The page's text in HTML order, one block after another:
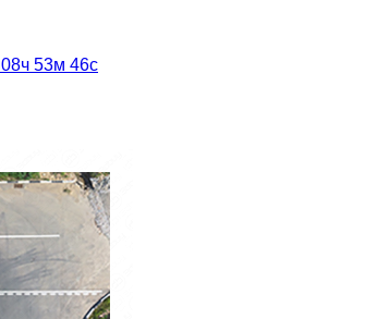
08ч 53м 45с